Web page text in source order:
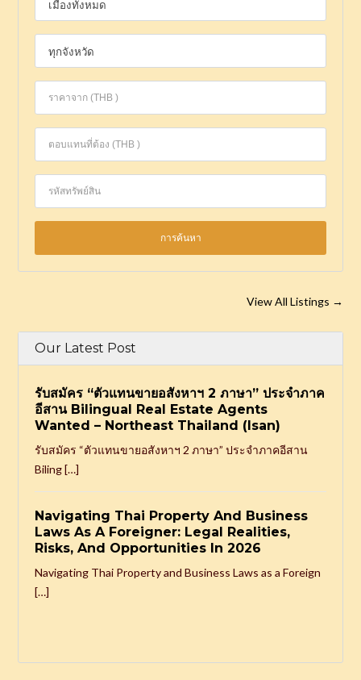
View All Listings →
Our Latest Post
รับสมัคร “ตัวแทนขายอสังหาฯ 2 ภาษา” ประจำภาค
อีสาน Bilingual Real Estate Agents
Wanted – Northeast Thailand (Isan)
รับสมัคร “ตัวแทนขายอสังหาฯ 2 ภาษา” ประจำภาคอีสาน
Biling […]
Navigating Thai Property And Business
Laws As A Foreigner: Legal Realities,
Risks, And Opportunities In 2026
Navigating Thai Property and Business Laws as a Foreign
[…]